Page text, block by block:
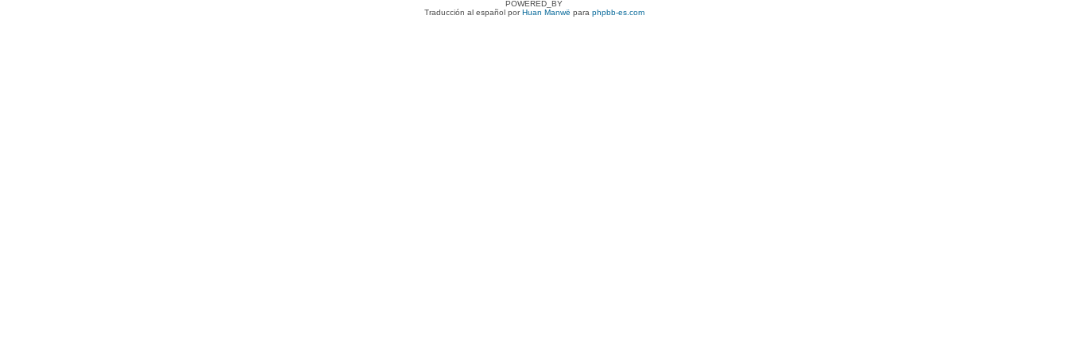
POWERED_BY
Traducción al español porHuan Manwë para phpbb-es.com